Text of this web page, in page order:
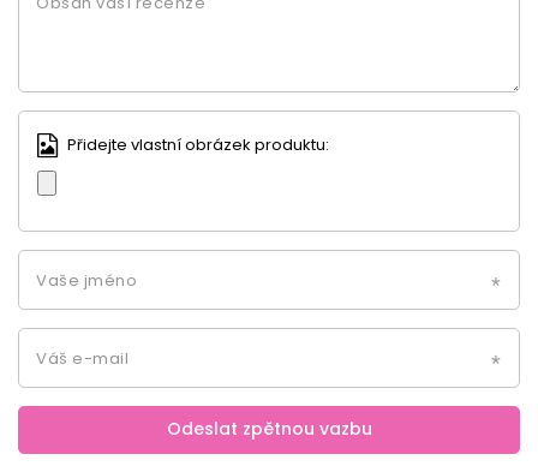
Přidejte vlastní obrázek produktu:
Vaše jméno
Váš e-mail
Odeslat zpětnou vazbu